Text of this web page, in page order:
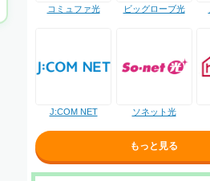
コミュファ光 ビッグローブ光
J:COM NET ソネット光
もっと見る